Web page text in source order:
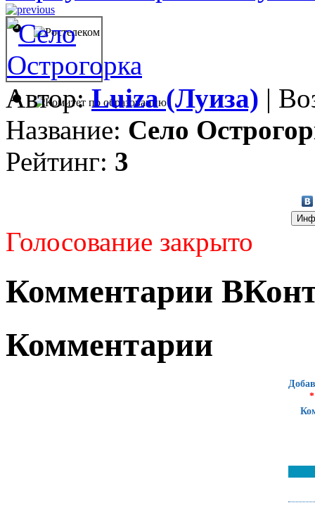
Автор:Luiza (Луиза) |
Название: Село
Рейтинг: 3
Голосование закрыто
Комментарии
Комментарии
*